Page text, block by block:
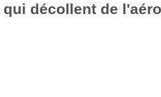
décollent de